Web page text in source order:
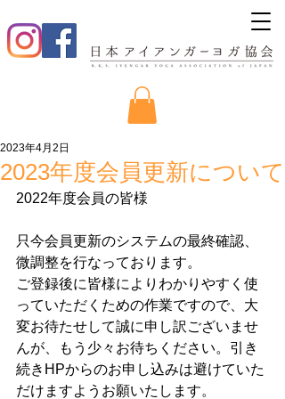
2023年度会員更新について
2023年4月2日
2022年度会員の皆様
只今会員更新のシステムの最終確認、
微調整を行なっております。
ご登録後に皆様によりわかりやすく使
っていただくための作業ですので、大
変お待たせして誠に申し訳ございませ
んが、もう少々お待ちください。引き
続きHPからのお申し込みは避けていた
だけますようお願いたします。